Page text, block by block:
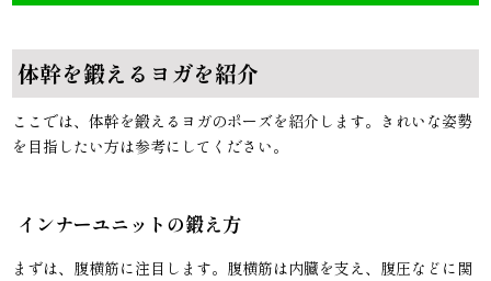
体幹を鍛えるヨガを紹介
ここでは、体幹を鍛えるヨガのポーズを紹介します。きれいな姿勢
を目指したい方は参考にしてください。
インナーユニットの鍛え方
まずは、腹横筋に注目します。腹横筋は内臓を支え、腹圧などに関